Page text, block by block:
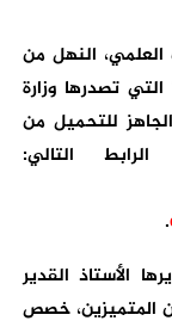
العلمي، النهل من
التي تصدرها وزارة
للتحميل من
التالي:
.
الأستاذ القدير
المتميزين، خصص